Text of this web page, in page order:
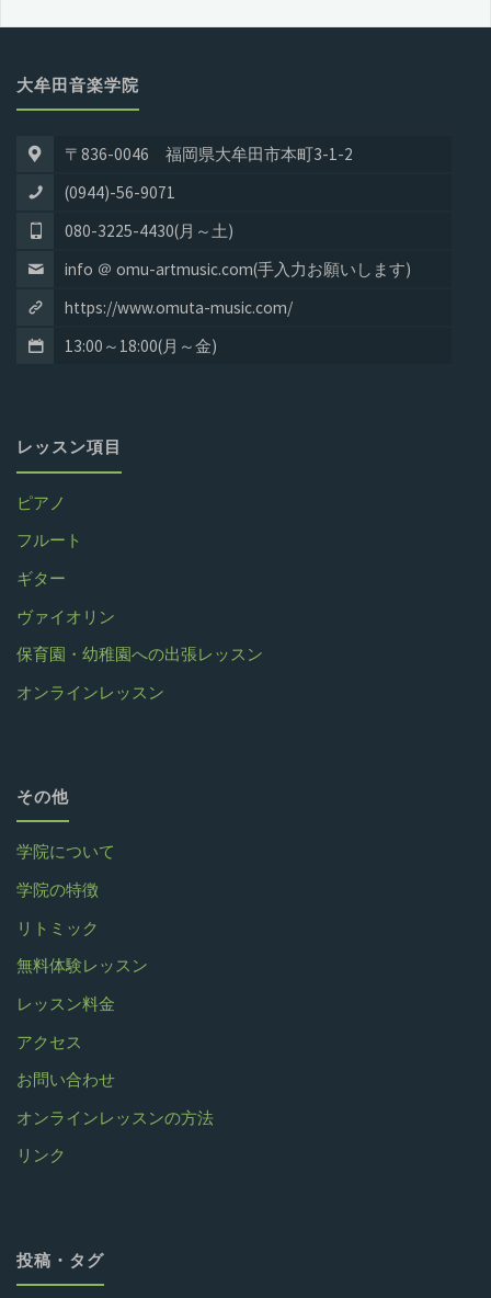
大牟田音楽学院
〒836-0046 福岡県大牟田市本町3-1-2
(0944)-56-9071
080-3225-4430(月～土)
info ＠ omu-artmusic.com(手入力お願いします)
https://www.omuta-music.com/
13:00～18:00(月～金)
レッスン項目
ピアノ
フルート
ギター
ヴァイオリン
保育園・幼稚園への出張レッスン
オンラインレッスン
その他
学院について
学院の特徴
リトミック
無料体験レッスン
レッスン料金
アクセス
お問い合わせ
オンラインレッスンの方法
リンク
投稿・タグ